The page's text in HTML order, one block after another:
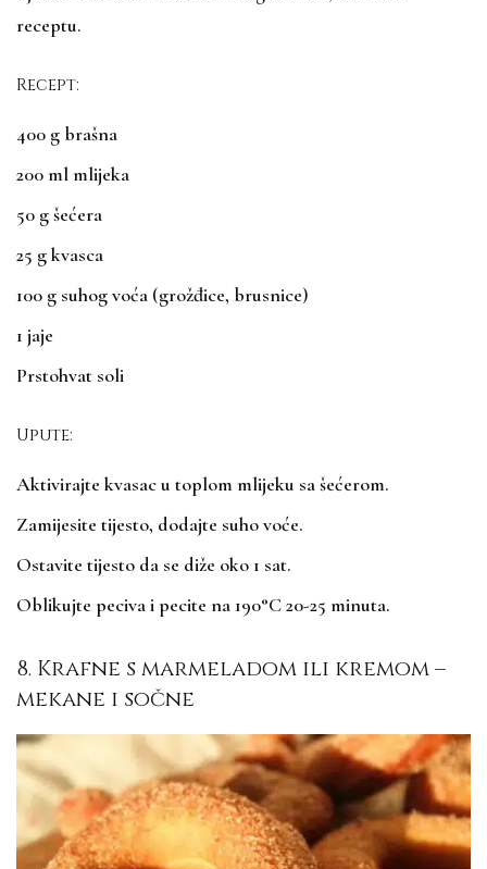
receptu.
Recept:
400 g brašna
200 ml mlijeka
50 g šećera
25 g kvasca
100 g suhog voća (grožđice, brusnice)
1 jaje
Prstohvat soli
Upute:
Aktivirajte kvasac u toplom mlijeku sa šećerom.
Zamijesite tijesto, dodajte suho voće.
Ostavite tijesto da se diže oko 1 sat.
Oblikujte peciva i pecite na 190°C 20-25 minuta.
8. Krafne s marmeladom ili kremom –
mekane i sočne